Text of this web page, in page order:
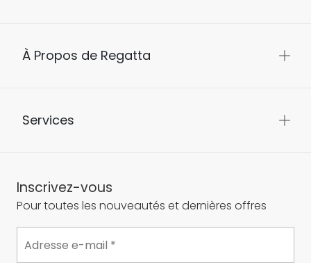
À Propos de Regatta
Services
Inscrivez-vous
Pour toutes les nouveautés et dernières offres